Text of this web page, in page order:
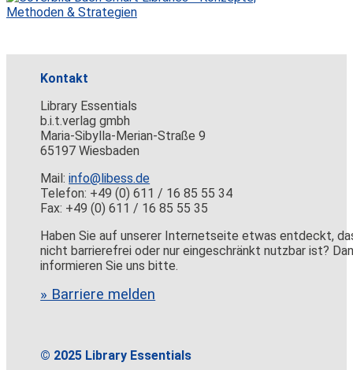
Kontakt
Library Essentials
b.i.t.verlag gmbh
Maria-Sibylla-Merian-Straße 9
65197 Wiesbaden
Mail:info@libess.de
Telefon: +49 (0) 611 / 16 85 55 34
Fax: +49 (0) 611 / 16 85 55 35
Haben Sie auf unserer Internetseite etwas entdeckt,
nicht barrierefrei oder nur eingeschränkt nutzbar ist?
informieren Sie uns bitte.
» Barriere melden
© 2025 Library Essentials